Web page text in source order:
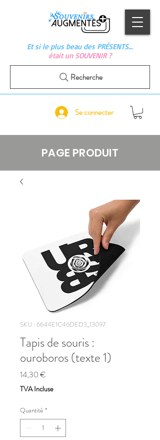
Et si le plus beau des PRÉSENTS…
était un SOUVENIR ?
Se connecter
Recherche
PAGE PRODUIT
SKU : 6644E1C46DED3_13097
Tapis de souris :
ouroboros (texte 1)
14,30 €
TVA Incluse
Quantité *